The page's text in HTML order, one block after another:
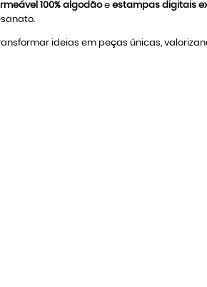
100% algodãoe estampas digitais
ideias em peças únicas,